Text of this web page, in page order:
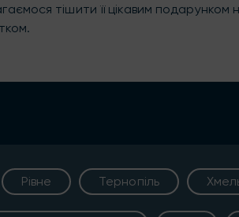
тішити її цікавим подарунком
Рівне Тернопіль